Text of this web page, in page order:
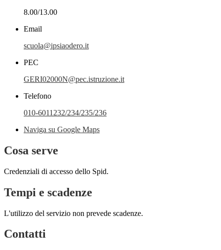
8.00/13.00
Email
scuola@ipsiaodero.it
PEC
GERI02000N@pec.istruzione.it
Telefono
010-6011232/234/235/236
Naviga su Google Maps
Cosa serve
Credenziali di accesso dello Spid.
Tempi e scadenze
L'utilizzo del servizio non prevede scadenze.
Contatti